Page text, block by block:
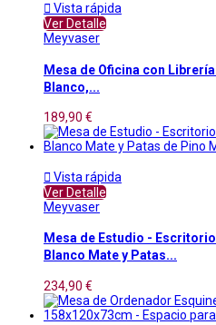
 Vista rápida
Ver Detalle
Meyvaser
Mesa de Oficina con
Blanco,...
189,90 €
 Vista rápida
Ver Detalle
Meyvaser
Mesa de Estudio -
Blanco Mate y Patas...
234,90 €